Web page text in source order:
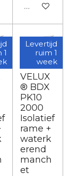
In
1
Levertijd
ruim 1
week
VELUX
® BDX
PK10
2000
Isolatief
rame +
waterk
erend
manch
et